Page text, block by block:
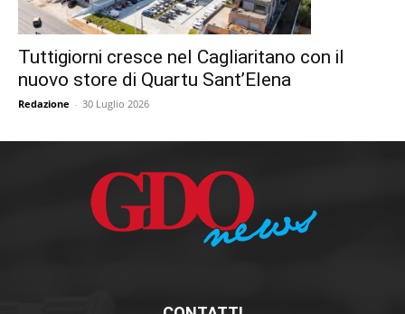
Tuttigiorni cresce nel Cagliaritano con il
nuovo store di Quartu Sant’Elena
Redazione - 30 Luglio 2026